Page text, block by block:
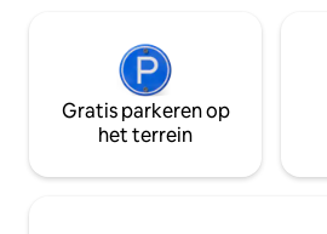
Gratis parkeren op
het terrein